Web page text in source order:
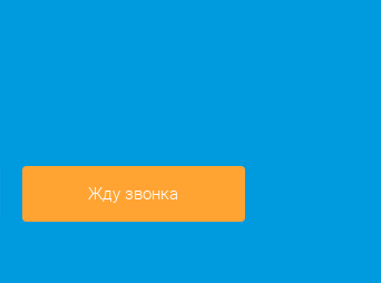
Жду звонка